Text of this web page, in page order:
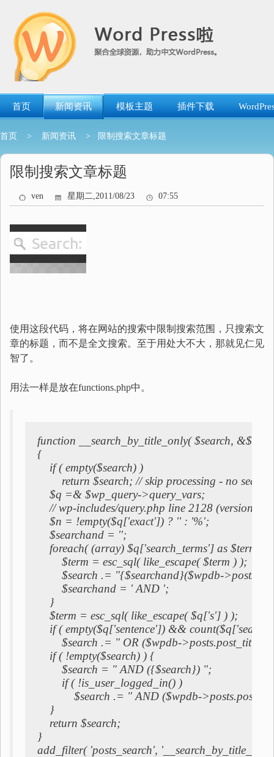
首页 新闻资讯 模板主题 插件下载
首页 > 新闻资讯 > 限制搜索文章标题
限制搜索文章标题
ven 星期二,2011/08/23 07:55
使用这段代码，将在网站的搜索中限制搜索范围，只搜索文
章的标题，而不是全文搜索。至于用处大不大，那就见仁见
智了。
用法一样是放在functions.php中。
function __search_by_title_only( $search,
{
    if ( empty($search) )
return $search; // skip processing - no
    $q =& $wp_query->query_vars;
// wp-includes/query.php line 2128 (version
    $n = !empty($q['exact']) ? '' : '%';
    $searchand = '';
    foreach( (array) $q['search_terms'] as $term ) {
        $term = esc_sql( like_escape( $term ) );
$search .= "{$searchand}($wpdb-
        $searchand = ' AND ';
    }
    $term = esc_sql( like_escape( $q['s'] ) );
if ( empty($q['sentence']) &&
$search .= " OR ($wpdb->posts.post_title
    if ( !empty($search) ) {
        $search = " AND ({$search}) ";
        if ( !is_user_logged_in() )
$search .= " AND ($wpdb-
    }
    return $search;
}
add_filter( 'posts_search',